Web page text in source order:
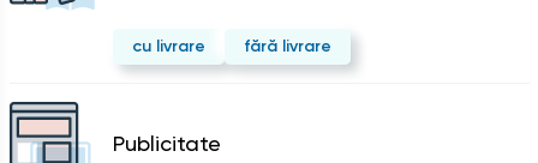
cu livrare fără livrare
Publicitate